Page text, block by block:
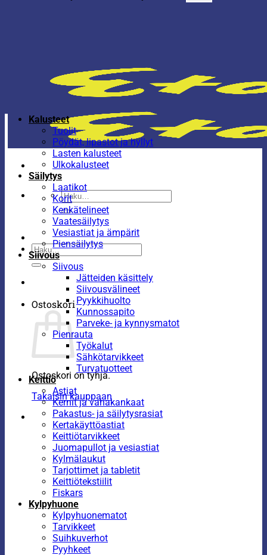
Etsi:
Etsi:
Ostoskori
Ostoskori on tyhjä.
Takaisin kauppaan
Kalusteet
Tuolit
Pöydät, lipastot ja hyllyt
Lasten kalusteet
Ulkokalusteet
Säilytys
Laatikot
Korit
Kenkätelineet
Vaatesäilytys
Vesiastiat ja ämpärit
Piensäilytys
Siivous
Siivous
Jätteiden käsittely
Siivousvälineet
Pyykkihuolto
Kunnossapito
Parveke- ja kynnysmatot
Pienrauta
Työkalut
Sähkötarvikkeet
Turvatuotteet
Keittiö
Astiat
Kernit ja vahakankaat
Pakastus- ja säilytysrasiat
Kertakäyttöastiat
Keittiötarvikkeet
Juomapullot ja vesiastiat
Kylmälaukut
Tarjottimet ja tabletit
Keittiötekstiilit
Fiskars
Kylpyhuone
Kylpyhuonematot
Tarvikkeet
Suihkuverhot
Pyyhkeet